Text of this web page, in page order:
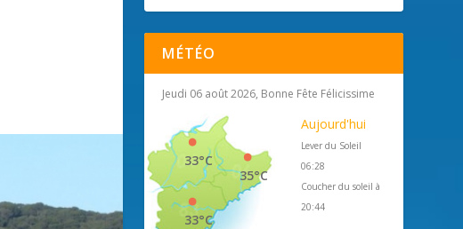
MÉTÉO
Jeudi 06 août 2026, Bonne Fête Félicissime
35°C
33°C
33°C
Aujourd'hui
Lever du Soleil
06:28
Coucher du soleil à
20:44